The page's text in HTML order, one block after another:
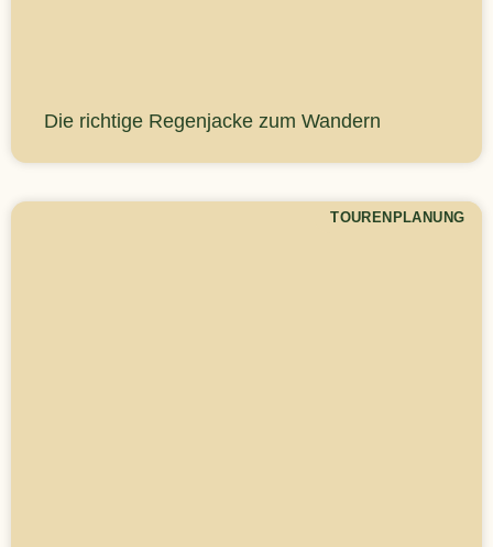
Die richtige Regenjacke zum Wandern
TOURENPLANUNG